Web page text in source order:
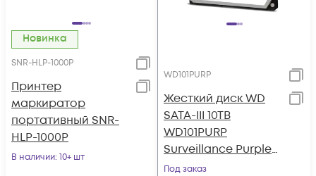
Новинка
SNR-HLP-1000P
Принтер
маркиратор
портативный SNR-
HLP-1000P
В наличии: 10+ шт
WD101PURP
Жесткий диск WD
SATA-III 10TB
WD101PURP
Surveillance Purple
Pro (7200rpm) 256Mb
Под заказ